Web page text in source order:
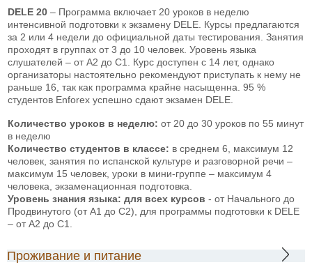
DELE 20 – Программа включает 20 уроков в неделю
интенсивной подготовки к экзамену DELE. Курсы предлагаются
за 2 или 4 недели до официальной даты тестирования. Занятия
проходят в группах от 3 до 10 человек. Уровень языка
слушателей – от А2 до С1. Курс доступен с 14 лет, однако
организаторы настоятельно рекомендуют приступать к нему не
раньше 16, так как программа крайне насыщенна. 95 %
студентов Enforex успешно сдают экзамен DELE.
Количество уроков в неделю: от 20 до 30 уроков по 55 минут
в неделю
Количество студентов в классе: в среднем 6, максимум 12
человек, занятия по испанской культуре и разговорной речи –
максимум 15 человек, уроки в мини-группе – максимум 4
человека, экзаменационная подготовка.
Уровень знания языка: для всех курсов - от Начального до
Продвинутого (от А1 до С2), для программы подготовки к DELE
– от А2 до С1.
Проживание и питание